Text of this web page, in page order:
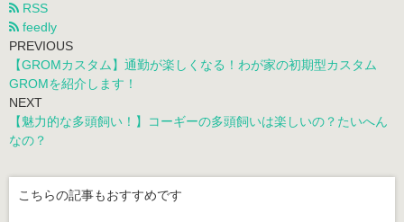
RSS
feedly
PREVIOUS
【GROMカスタム】通勤が楽しくなる！わが家の初期型カスタム
GROMを紹介します！
NEXT
【魅力的な多頭飼い！】コーギーの多頭飼いは楽しいの？たいへん
なの？
こちらの記事もおすすめです